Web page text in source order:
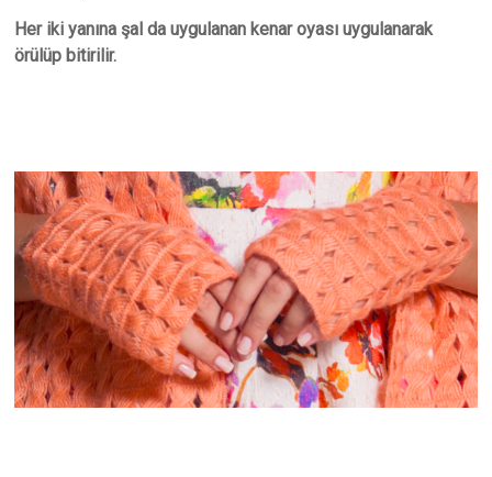
Her iki yanına şal da uygulanan kenar oyası uygulanarak
örülüp bitirilir.